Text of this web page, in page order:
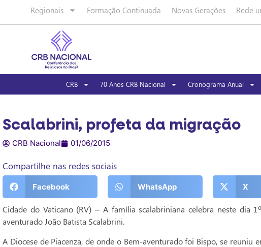
Regionais Formação Continuada Novas Gerações Rede
CRB 70 Anos CRB Nacional Cronograma Anual
Scalabrini, profeta da migração
CRB Nacional 01/06/2015
Compartilhe nas redes sociais
Facebook WhatsApp X
Cidade do Vaticano (RV) – A família scalabriniana celebra neste dia
aventurado João Batista Scalabrini.
A Diocese de Piacenza, de onde o Bem-aventurado foi Bispo, se reuniu